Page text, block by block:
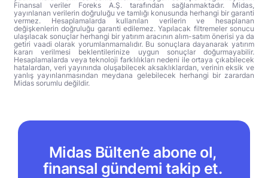
Finansal veriler Foreks A.Ş. tarafından sağlanmaktadır. Midas,
yayınlanan verilerin doğruluğu ve tamlığı konusunda herhangi bir garanti
vermez. Hesaplamalarda kullanılan verilerin ve hesaplanan
değişkenlerin doğruluğu garanti edilemez. Yapılacak filtremeler sonucu
ulaşılacak sonuçlar herhangi bir yatırım aracının alım-satım önerisi ya da
getiri vaadi olarak yorumlanmamalıdır. Bu sonuçlara dayanarak yatırım
kararı verilmesi beklentilerinize uygun sonuçlar doğurmayabilir.
Hesaplamalarda veya teknoloji farklılıkları nedeni ile ortaya çıkabilecek
hatalardan, veri yayınında oluşabilecek aksaklıklardan, verinin eksik ve
yanlış yayınlanmasından meydana gelebilecek herhangi bir zarardan
Midas sorumlu değildir.
Midas Bülten’e abone ol,
finansal gündemi takip et.